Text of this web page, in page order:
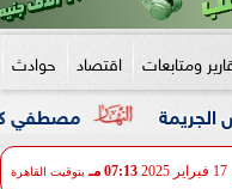
ومتابعات اقتصاد حوادث
مصطفي كامل يعلن
07:13 مـ بتوقيت القاهرة